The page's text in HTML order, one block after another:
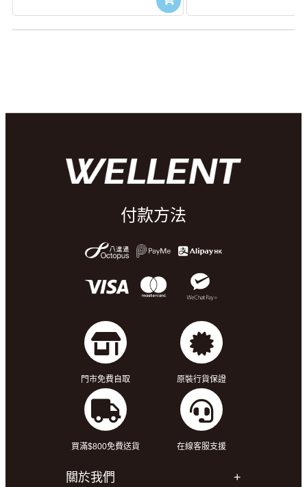
付款方法
門市免費自取 原裝行貨保證
買滿$800免費送貨 在線客服支援
關於我們